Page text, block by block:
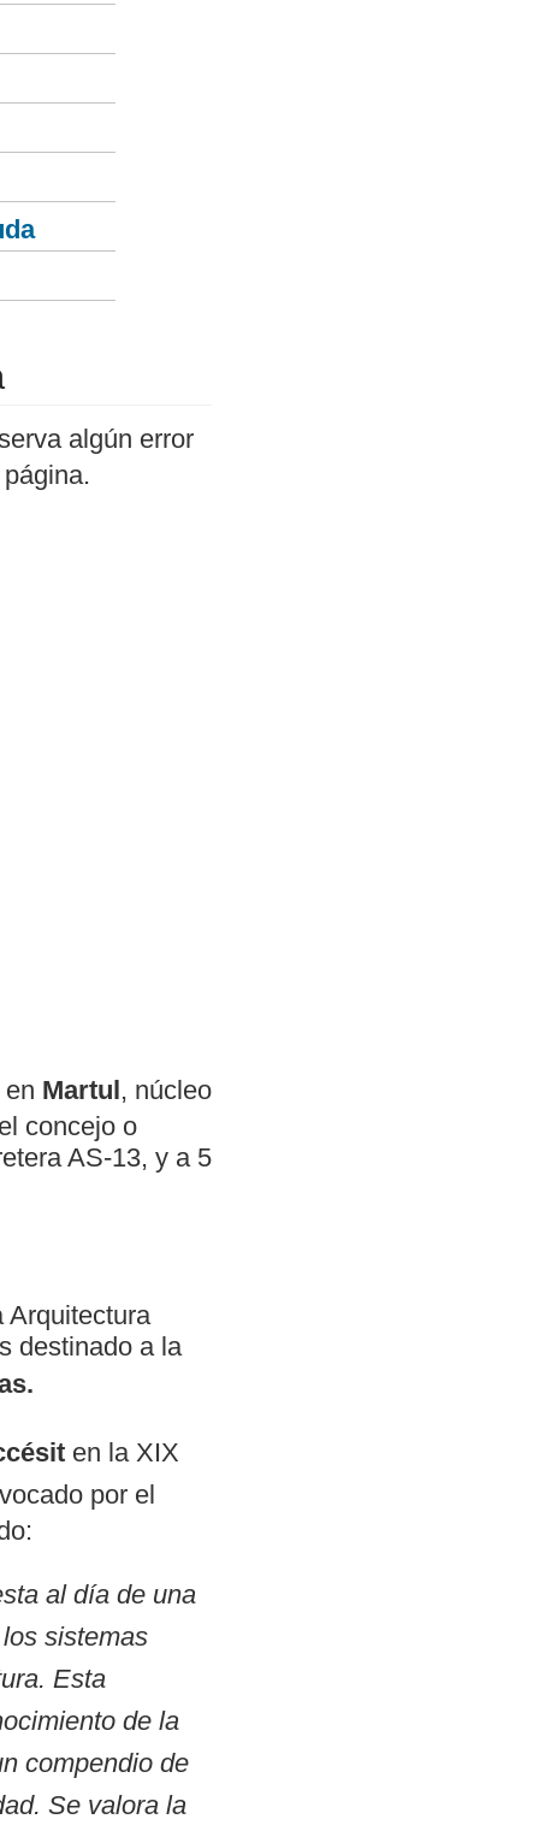
algún error
Martul, núcleo
concejo o
AS-13, y a 5
Arquitectura
destinado a la
en la XIX
por el
al día de una
sistemas
Esta
de la
compendio de
Se valora la